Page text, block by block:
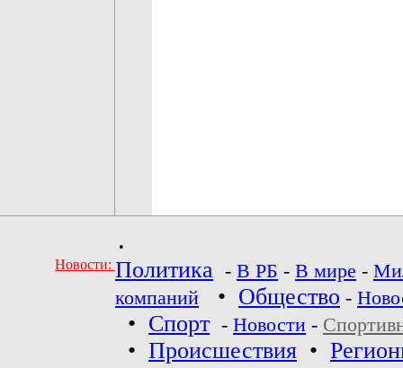
•
Новости: Политика - В РБ - В мире -
компаний
• Общество -
• Спорт - Новости -
• Происшествия •